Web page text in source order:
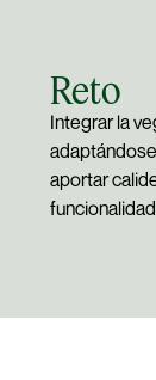
Reto
Integrar la
aportar